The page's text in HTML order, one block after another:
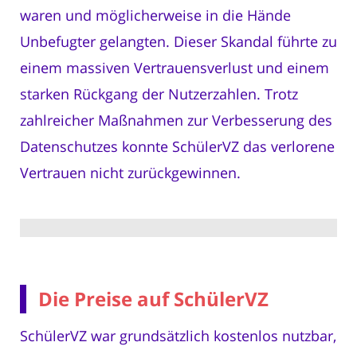
waren und möglicherweise in die Hände
Unbefugter gelangten. Dieser Skandal führte zu
einem massiven Vertrauensverlust und einem
starken Rückgang der Nutzerzahlen. Trotz
zahlreicher Maßnahmen zur Verbesserung des
Datenschutzes konnte SchülerVZ das verlorene
Vertrauen nicht zurückgewinnen.
Die Preise auf SchülerVZ
SchülerVZ war grundsätzlich kostenlos nutzbar,